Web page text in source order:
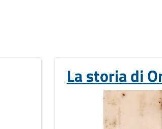
La storia di